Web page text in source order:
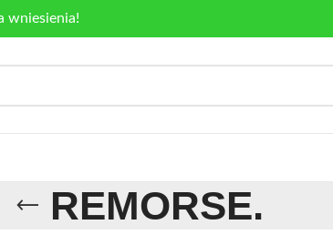
wniesienia!
REMORSE.